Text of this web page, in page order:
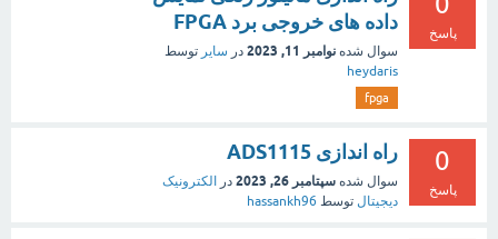
پاسخ
داده های خروجی برد FPGA
سوال شده نوامبر 11, 2023 در سایر توسط
heydaris
fpga
0
پاسخ
راه اندازی ADS1115
سوال شده سپتامبر 26, 2023 در
الکترونیک
دیجیتال توسط hassankh96